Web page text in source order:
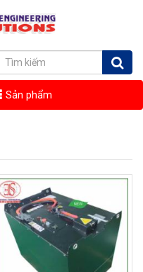
Sản phẩm